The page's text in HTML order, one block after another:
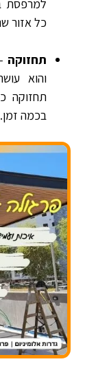
למרפסת
כל אזור
תחזוקה
והוא
תחזוקה
בכמה זמן.